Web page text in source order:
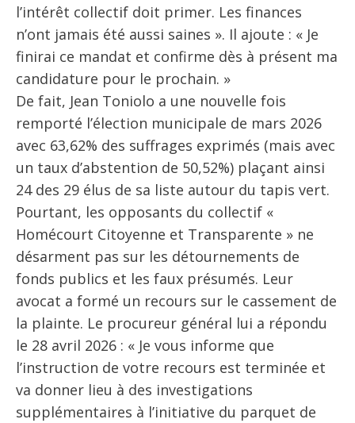
l’intérêt collectif doit primer. Les finances
n’ont jamais été aussi saines ». Il ajoute : « Je
finirai ce mandat et confirme dès à présent ma
candidature pour le prochain. »
De fait, Jean Toniolo a une nouvelle fois
remporté l’élection municipale de mars 2026
avec 63,62% des suffrages exprimés (mais avec
un taux d’abstention de 50,52%) plaçant ainsi
24 des 29 élus de sa liste autour du tapis vert.
Pourtant, les opposants du collectif «
Homécourt Citoyenne et Transparente » ne
désarment pas sur les détournements de
fonds publics et les faux présumés. Leur
avocat a formé un recours sur le cassement de
la plainte. Le procureur général lui a répondu
le 28 avril 2026 : « Je vous informe que
l’instruction de votre recours est terminée et
va donner lieu à des investigations
supplémentaires à l’initiative du parquet de